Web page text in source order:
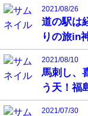
2021/08/26
道の駅は
りの旅in
2021/08/10
馬刺し、
う天！福
2021/07/30